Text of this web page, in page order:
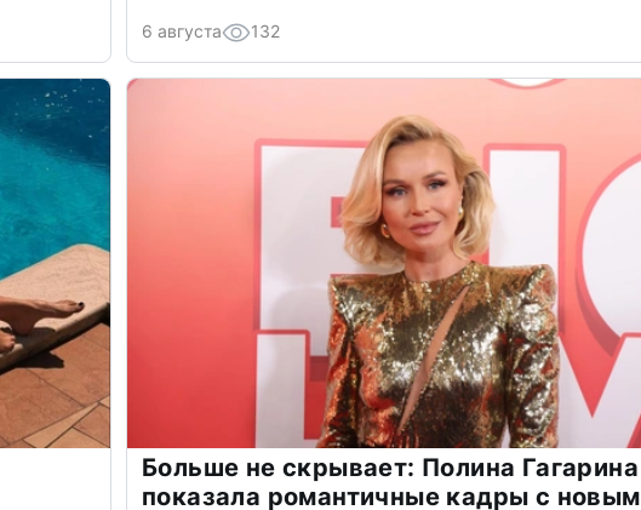
6 августа 132
Больше не скрывает: Полина Гагарина
показала романтичные кадры с новым